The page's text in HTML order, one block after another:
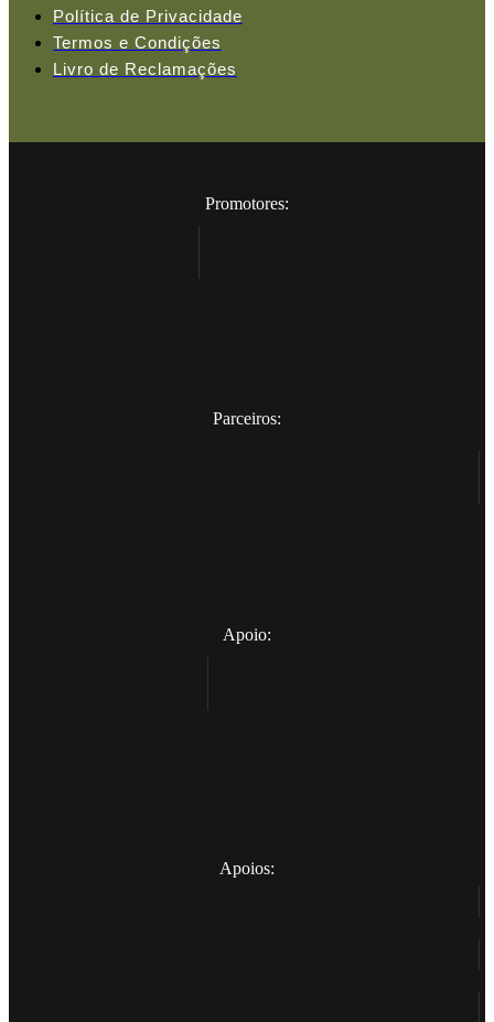
Política de Privacidade
Termos e Condições
Livro de Reclamações
Promotores:
Parceiros:
Apoio:
Apoios: